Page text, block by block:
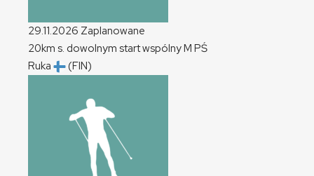
29.11.2026 Zaplanowane
20km s. dowolnym start wspólnyM PŚ
Ruka
(FIN)